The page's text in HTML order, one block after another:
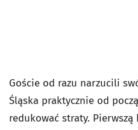
Goście od razu narzucili
Śląska praktycznie od
redukować straty.